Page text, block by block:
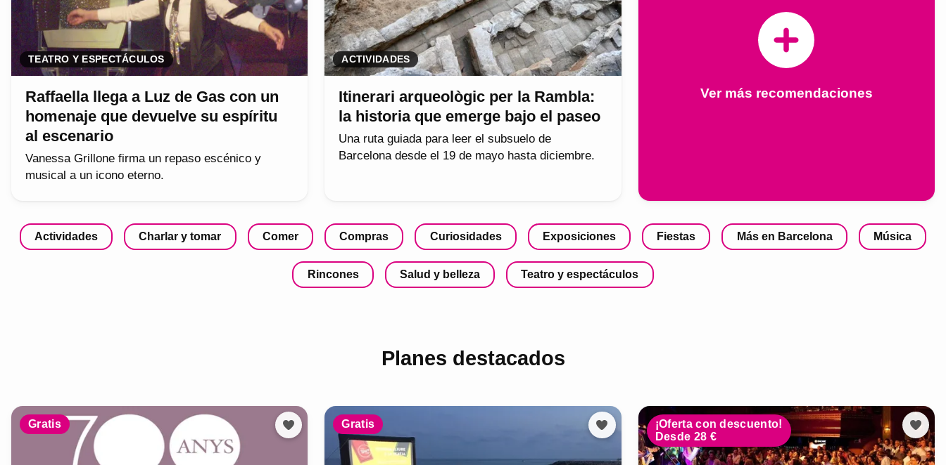
TEATRO Y ESPECTÁCULOS
Raffaella llega a Luz de Gas con un
homenaje que devuelve su espíritu
al escenario
Vanessa Grillone firma un repaso escénico y
musical a un icono eterno.
ACTIVIDADES
Itinerari arqueològic per la Rambla:
la historia que emerge bajo el paseo
Una ruta guiada para leer el subsuelo de
Barcelona desde el 19 de mayo hasta diciembre.
Ver más recomendaciones
Actividades Charlar y tomar Comer Compras Curiosidades Exposiciones Fiestas Más en Barcelona Música
Rincones Salud y belleza Teatro y espectáculos
Planes destacados
Gratis Gratis
¡Oferta con descuento!
Desde 28 €